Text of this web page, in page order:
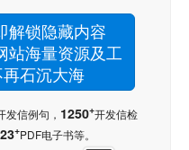
解锁隐藏内容
站海量资源及工
石沉大海
发信例句， 1250+开发信检
+PDF电子书等。